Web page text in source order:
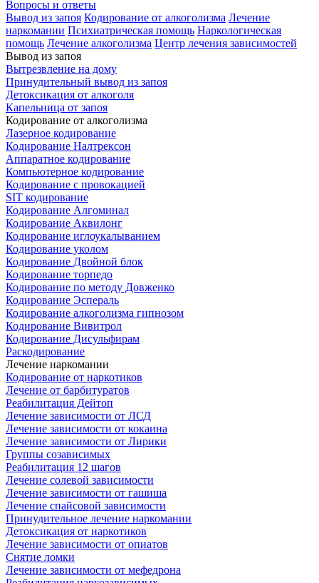
Вопросы и ответы
Вывод из запоя Кодирование от алкоголизма Лечение
наркомании Психиатрическая помощь Наркологическая
помощь Лечение алкоголизма Центр лечения зависимостей
Вывод из запоя
Вытрезвление на дому
Принудительный вывод из запоя
Детоксикация от алкоголя
Капельница от запоя
Кодирование от алкоголизма
Лазерное кодирование
Кодирование Налтрексон
Аппаратное кодирование
Компьютерное кодирование
Кодирование с провокацией
SIT кодирование
Кодирование Алгоминал
Кодирование Аквилонг
Кодирование иглоукалыванием
Кодирование уколом
Кодирование Двойной блок
Кодирование торпедо
Кодирование по методу Довженко
Кодирование Эспераль
Кодирование алкоголизма гипнозом
Кодирование Вивитрол
Кодирование Дисульфирам
Раскодирование
Лечение наркомании
Кодирование от наркотиков
Лечение от барбитуратов
Реабилитация Дейтоп
Лечение зависимости от ЛСД
Лечение зависимости от кокаина
Лечение зависимости от Лирики
Группы созависимых
Реабилитация 12 шагов
Лечение солевой зависимости
Лечение зависимости от гашиша
Лечение спайсовой зависимости
Принудительное лечение наркомании
Детоксикация от наркотиков
Лечение зависимости от опиатов
Снятие ломки
Лечение зависимости от мефедрона